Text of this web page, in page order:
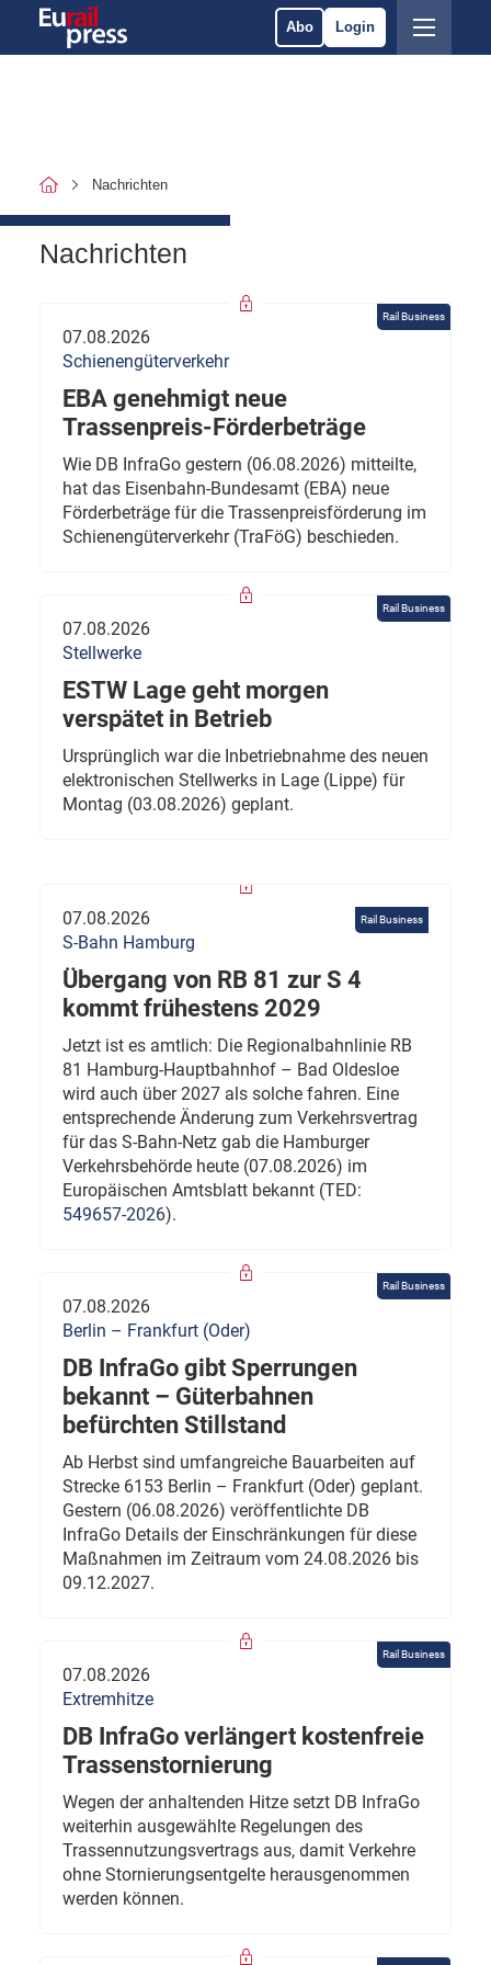
Abo Login
Nachrichten
Nachrichten
Rail Business
07.08.2026
Schienengüterverkehr
EBA genehmigt neue
Trassenpreis-Förderbeträge
Wie DB InfraGo gestern (06.08.2026) mitteilte,
hat das Eisenbahn-Bundesamt (EBA) neue
Förderbeträge für die Trassenpreisförderung im
Schienengüterverkehr (TraFöG) beschieden.
Rail Business
07.08.2026
Stellwerke
ESTW Lage geht morgen
verspätet in Betrieb
Ursprünglich war die Inbetriebnahme des neuen
elektronischen Stellwerks in Lage (Lippe) für
Montag (03.08.2026) geplant.
Rail Business
07.08.2026
S-Bahn Hamburg
Übergang von RB 81 zur S 4
kommt frühestens 2029
Jetzt ist es amtlich: Die Regionalbahnlinie RB
81 Hamburg-Hauptbahnhof – Bad Oldesloe
wird auch über 2027 als solche fahren. Eine
entsprechende Änderung zum Verkehrsvertrag
für das S-Bahn-Netz gab die Hamburger
Verkehrsbehörde heute (07.08.2026) im
Europäischen Amtsblatt bekannt (TED:
549657-2026).
Rail Business
07.08.2026
Berlin – Frankfurt (Oder)
DB InfraGo gibt Sperrungen
bekannt – Güterbahnen
befürchten Stillstand
Ab Herbst sind umfangreiche Bauarbeiten auf
Strecke 6153 Berlin – Frankfurt (Oder) geplant.
Gestern (06.08.2026) veröffentlichte DB
InfraGo Details der Einschränkungen für diese
Maßnahmen im Zeitraum vom 24.08.2026 bis
09.12.2027.
Rail Business
07.08.2026
Extremhitze
DB InfraGo verlängert kostenfreie
Trassenstornierung
Wegen der anhaltenden Hitze setzt DB InfraGo
weiterhin ausgewählte Regelungen des
Trassennutzungsvertrags aus, damit Verkehre
ohne Stornierungsentgelte herausgenommen
werden können.